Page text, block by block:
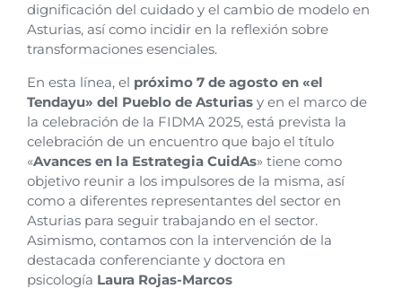
dignificación del cuidado y el cambio de modelo en
Asturias, así como incidir en la reflexión sobre
transformaciones esenciales.
En esta línea, el próximo 7 de agosto en «el
Tendayu» del Pueblo de Asturias y en el marco de
la celebración de la FIDMA 2025, está prevista la
celebración de un encuentro que bajo el título
«Avances en la Estrategia CuidAs» tiene como
objetivo reunir a los impulsores de la misma, así
como a diferentes representantes del sector en
Asturias para seguir trabajando en el sector.
Asimismo, contamos con la intervención de la
destacada conferenciante y doctora en
psicología Laura Rojas-Marcos